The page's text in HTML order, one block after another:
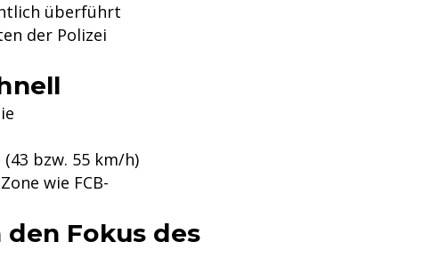
überführt
der Polizei
bzw. 55 km/h)
wie FCB-
Fokus des